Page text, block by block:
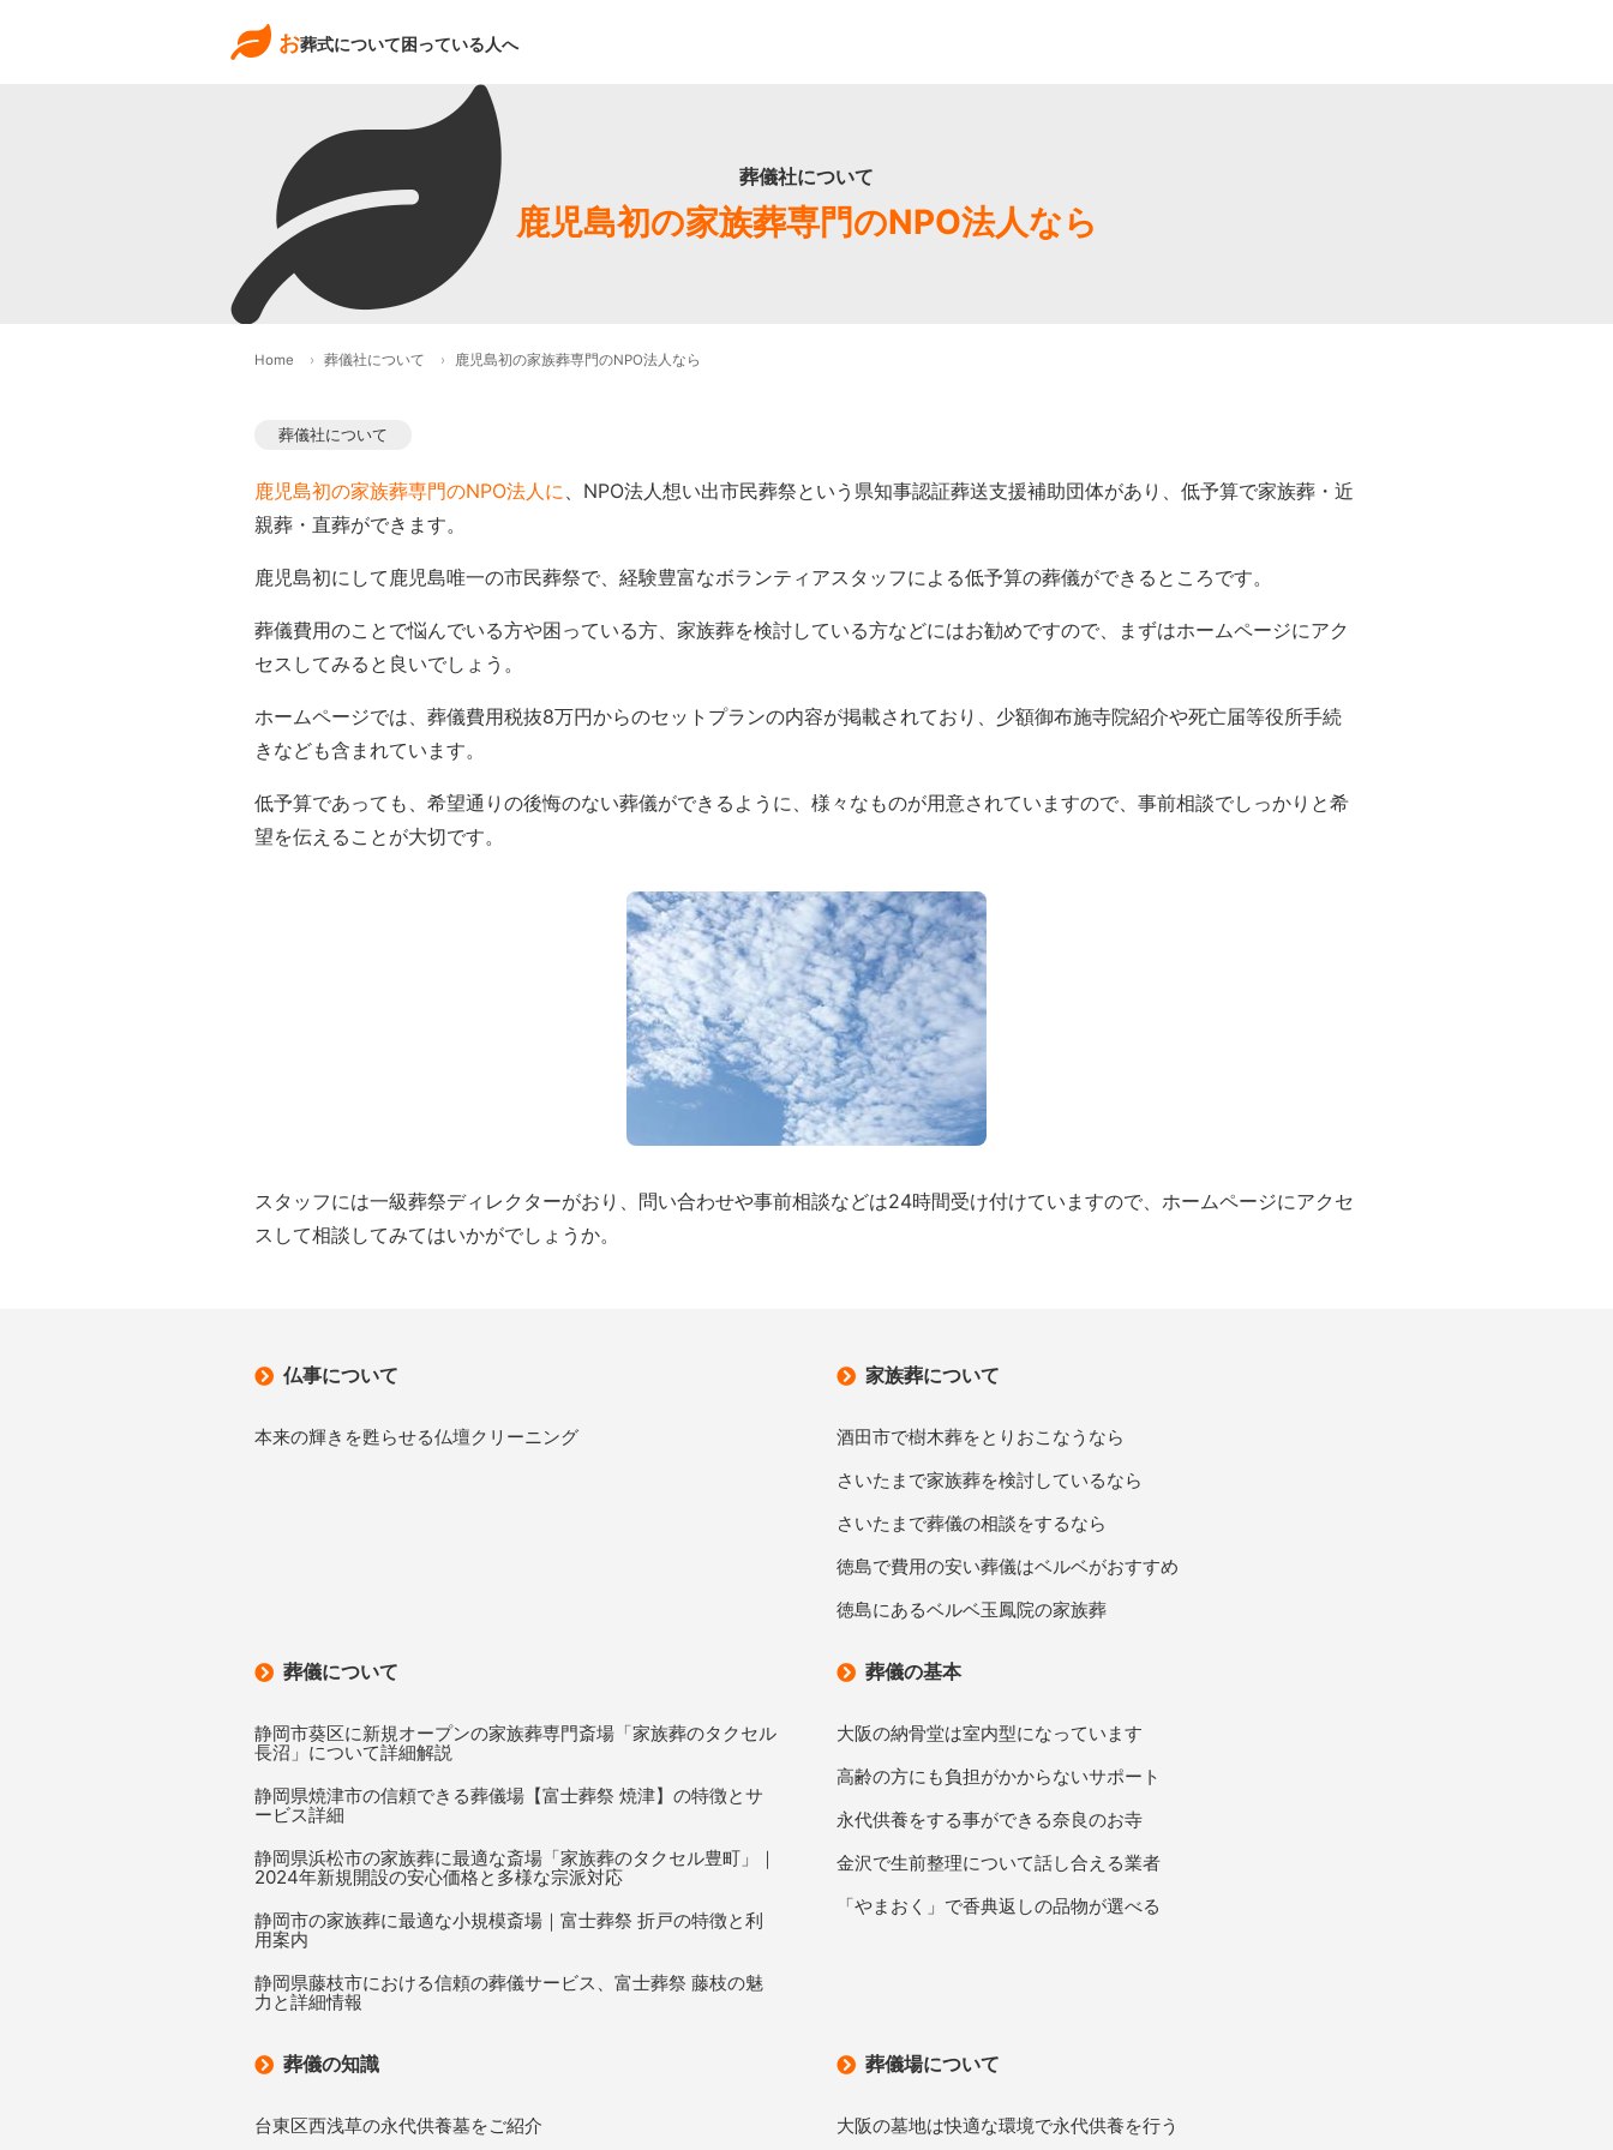
お葬式について困っている人へ
葬儀社について
鹿児島初の家族葬専門のNPO法人なら
Home 葬儀社について 鹿児島初の家族葬専門のNPO法人なら
葬儀社について
鹿児島初の家族葬専門のNPO法人に、NPO法人想い出市民葬祭という県知事認証葬送支援補助団体があり、低予算で家族葬・近
親葬・直葬ができます。
鹿児島初にして鹿児島唯一の市民葬祭で、経験豊富なボランティアスタッフによる低予算の葬儀ができるところです。
葬儀費用のことで悩んでいる方や困っている方、家族葬を検討している方などにはお勧めですので、まずはホームページにアク
セスしてみると良いでしょう。
ホームページでは、葬儀費用税抜8万円からのセットプランの内容が掲載されており、少額御布施寺院紹介や死亡届等役所手続
きなども含まれています。
低予算であっても、希望通りの後悔のない葬儀ができるように、様々なものが用意されていますので、事前相談でしっかりと希
望を伝えることが大切です。
スタッフには一級葬祭ディレクターがおり、問い合わせや事前相談などは24時間受け付けていますので、ホームページにアクセ
スして相談してみてはいかがでしょうか。
仏事について
本来の輝きを甦らせる仏壇クリーニング
家族葬について
酒田市で樹木葬をとりおこなうなら
さいたまで家族葬を検討しているなら
さいたまで葬儀の相談をするなら
徳島で費用の安い葬儀はベルベがおすすめ
徳島にあるベルベ玉鳳院の家族葬
葬儀について
静岡市葵区に新規オープンの家族葬専門斎場「家族葬のタクセル
長沼」について詳細解説
静岡県焼津市の信頼できる葬儀場【富士葬祭 焼津】の特徴とサ
ービス詳細
静岡県浜松市の家族葬に最適な斎場「家族葬のタクセル豊町」｜
2024年新規開設の安心価格と多様な宗派対応
静岡市の家族葬に最適な小規模斎場｜富士葬祭 折戸の特徴と利
用案内
静岡県藤枝市における信頼の葬儀サービス、富士葬祭 藤枝の魅
力と詳細情報
葬儀の基本
大阪の納骨堂は室内型になっています
高齢の方にも負担がかからないサポート
永代供養をする事ができる奈良のお寺
金沢で生前整理について話し合える業者
「やまおく」で香典返しの品物が選べる
葬儀の知識
台東区西浅草の永代供養墓をご紹介
葬儀場について
大阪の墓地は快適な環境で永代供養を行う